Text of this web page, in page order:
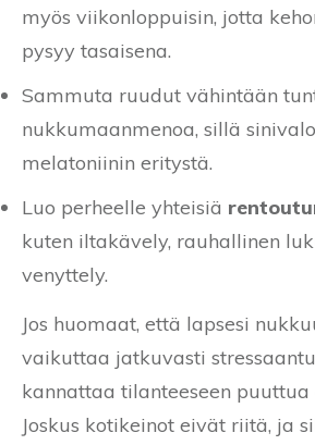
myös viikonloppuisin, jotta
pysyy tasaisena.
Sammuta ruudut vähintään
nukkumaanmenoa, sillä
melatoniinin eritystä.
Luo perheelle yhteisiä
kuten iltakävely, rauhallinen
venyttely.
Jos huomaat, että lapsesi
vaikuttaa jatkuvasti
kannattaa tilanteeseen puuttua
Joskus kotikeinot eivät riitä, ja